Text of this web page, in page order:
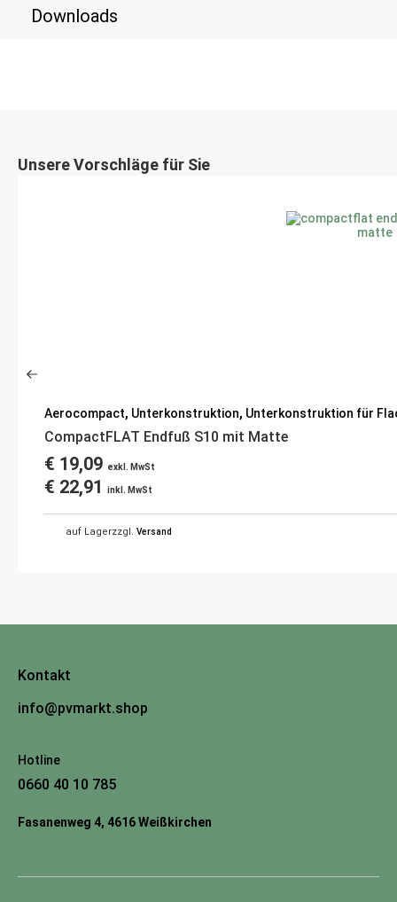
Downloads
Unsere Vorschläge für Sie
Aerocompact, Unterkonstruktion, Unterkonstruktion für
CompactFLAT Endfuß S10 mit Matte
€ 19,09 exkl. MwSt
€ 22,91 inkl. MwSt
auf Lagerzzgl. Versand
Kontakt
info@pvmarkt.shop
Hotline
0660 40 10 785
Fasanenweg 4, 4616 Weißkirchen